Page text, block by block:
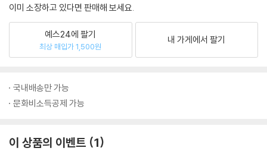
이미 소장하고 있다면 판매해 보세요.
예스24에 팔기
최상 매입가 1,500원
내 가게에서 팔기
국내배송만 가능
문화비소득공제 가능
이 상품의 이벤트 1